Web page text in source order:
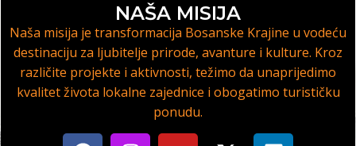
NAŠA MISIJA
Naša misija je transformacija Bosanske Krajine u vodeću
destinaciju za ljubitelje prirode, avanture i kulture. Kroz
različite projekte i aktivnosti, težimo da unaprijedimo
kvalitet života lokalne zajednice i obogatimo turističku
ponudu.